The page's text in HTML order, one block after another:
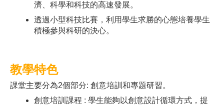
濟、科學和科技的高速發展。
透過小型科技比賽，利用學生求勝的心態培養學生
積極參與科研的決心。
教學特色
課堂主要分為2個部分: 創意培訓和專題研習。
創意培訓課程 : 學生能夠以創意設計循環方式，提